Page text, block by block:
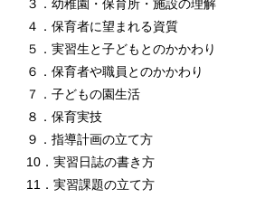
３．幼稚園・保育所・施設の理解
４．保育者に望まれる資質
５．実習生と子どもとのかかわり
６．保育者や職員とのかかわり
７．子どもの園生活
８．保育実技
９．指導計画の立て方
10．実習日誌の書き方
11．実習課題の立て方